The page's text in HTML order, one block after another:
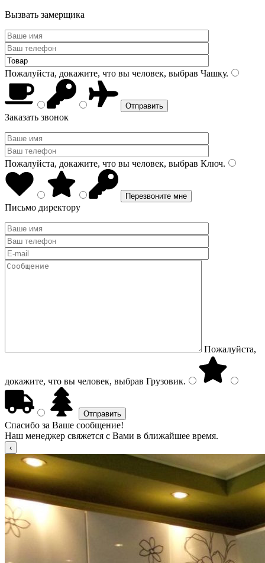
Вызвать замерщика
Пожалуйста, докажите, что вы человек, выбрав Чашку.
Заказать звонок
Пожалуйста, докажите, что вы человек, выбрав Ключ.
Письмо директору
Пожалуйста,
докажите, что вы человек, выбрав Грузовик.
Спасибо за Ваше сообщение!
Наш менеджер свяжется с Вами в ближайшее время.